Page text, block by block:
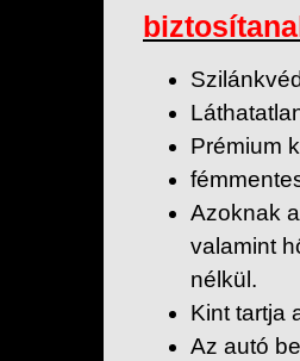
Prémium
Azoknak
valamint
nélkül.
Kint tartja
Az autó